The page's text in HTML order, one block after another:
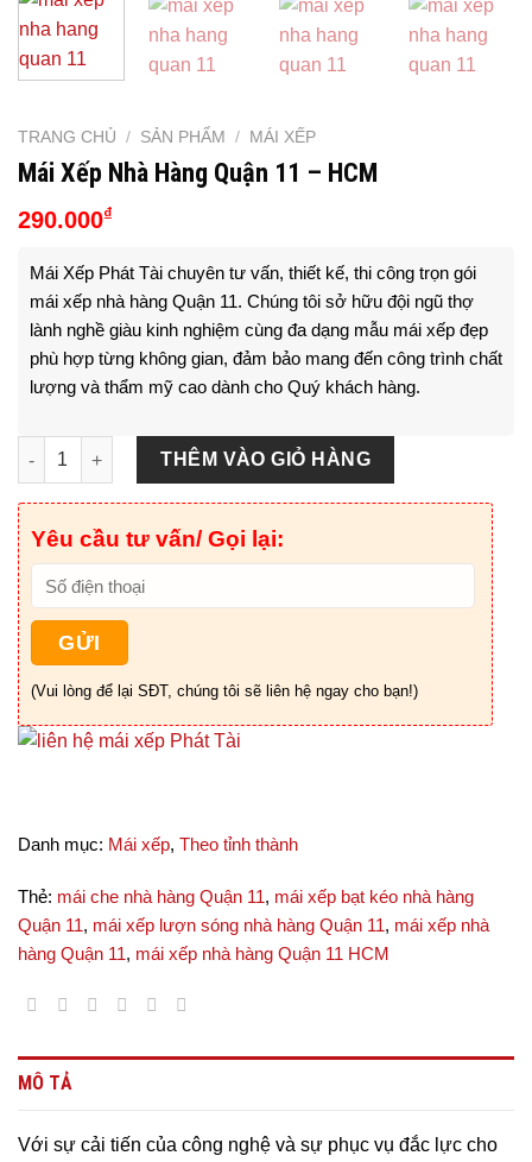
TRANG CHỦ / SẢN PHẨM / MÁI XẾP
Mái Xếp Nhà Hàng Quận 11 – HCM
290.000₫
Mái Xếp Phát Tài chuyên tư vấn, thiết kế, thi công trọn gói
mái xếp nhà hàng Quận 11. Chúng tôi sở hữu đội ngũ thợ
lành nghề giàu kinh nghiệm cùng đa dạng mẫu mái xếp đẹp
phù hợp từng không gian, đảm bảo mang đến công trình chất
lượng và thẩm mỹ cao dành cho Quý khách hàng.
Mái Xếp Nhà Hàng Quận 11 - HCM số lượng
THÊM VÀO GIỎ HÀNG
Yêu cầu tư vấn/ Gọi lại:
(Vui lòng để lại SĐT, chúng tôi sẽ liên hệ ngay cho bạn!)
Danh mục: Mái xếp, Theo tỉnh thành
Thẻ: mái che nhà hàng Quận 11, mái xếp bạt kéo nhà hàng
Quận 11, mái xếp lượn sóng nhà hàng Quận 11, mái xếp nhà
hàng Quận 11, mái xếp nhà hàng Quận 11 HCM
MÔ TẢ
Với sự cải tiến của công nghệ và sự phục vụ đắc lực cho